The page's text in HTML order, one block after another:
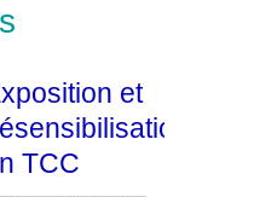
et
TCC